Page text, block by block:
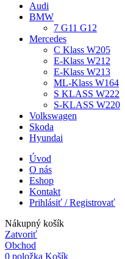
Audi
BMW
7 G11 G12
Mercedes
C Klass W205
E-Klass W212
E-Klass W213
ML-Klass W164
S KLASS W222
S-KLASS W220
Volkswagen
Skoda
Hyundai
Úvod
O nás
Eshop
Kontakt
Prihlásiť / Registrovať
Nákupný košík
Zatvoriť
Obchod
0 položka Košík